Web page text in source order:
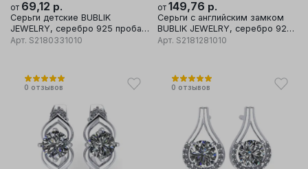
от 69,12 р.
Серьги детские BUBLIK
JEWELRY, серебро 925 проба,
вставка фианит
Арт. S2180331010
от 149,76 р.
Серьги с английским замком
BUBLIK JEWELRY, серебро 925
проба, вставка фианит
Арт. S2181281010
0 отзывов 0 отзывов